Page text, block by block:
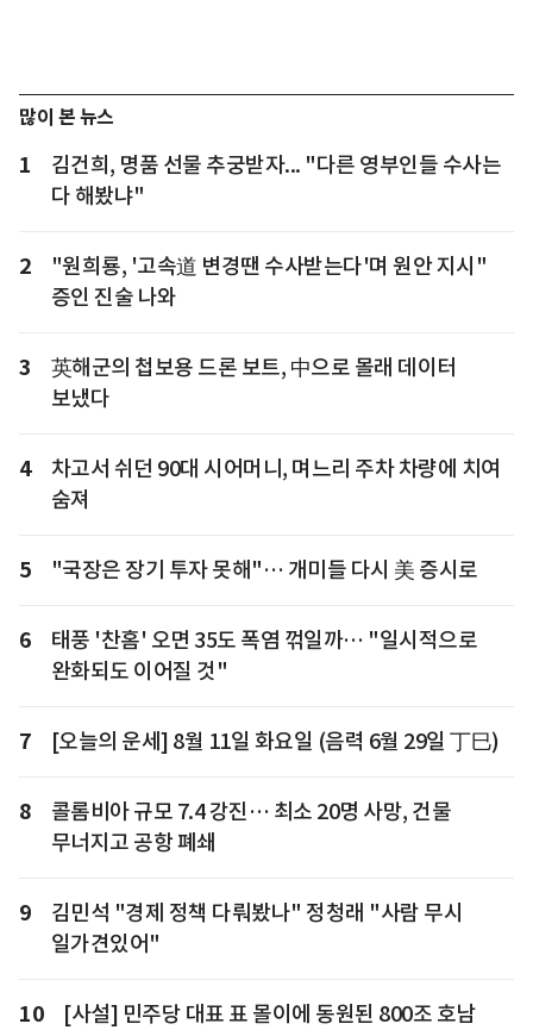
많이 본 뉴스
1
김건희, 명품 선물 추궁받자... "다른 영부인들 수사는
다 해봤냐"
2
"원희룡, '고속道 변경땐 수사받는다'며 원안 지시"
증인 진술 나와
3
英해군의 첩보용 드론 보트, 中으로 몰래 데이터
보냈다
4
차고서 쉬던 90대 시어머니, 며느리 주차 차량에 치여
숨져
5 "국장은 장기 투자 못해"… 개미들 다시 美 증시로
6
태풍 '찬홈' 오면 35도 폭염 꺾일까… "일시적으로
완화되도 이어질 것"
7 [오늘의 운세] 8월 11일 화요일 (음력 6월 29일 丁巳)
8
콜롬비아 규모 7.4 강진… 최소 20명 사망, 건물
무너지고 공항 폐쇄
9
김민석 "경제 정책 다뤄봤나" 정청래 "사람 무시
일가견있어"
10
[사설] 민주당 대표 표 몰이에 동원된 800조 호남